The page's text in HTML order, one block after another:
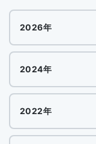
2026年
2024年
2022年